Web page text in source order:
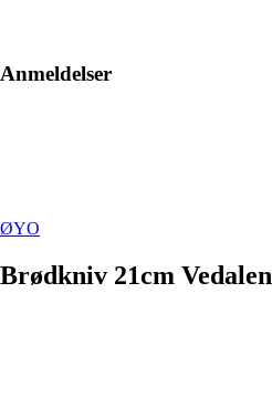
Anmeldelser
ØYO
Brødkniv 21cm Vedalen